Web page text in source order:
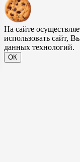
На сайте
использовать сайт,
данных технологий.
ОК